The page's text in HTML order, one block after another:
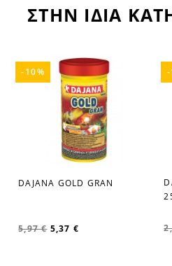
ΣΤΗΝ ΙΔΙΑ
favorite_border
DAJANA GOLD GRAN
5,97 € 5,37 €
-10%